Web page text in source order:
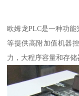
欧姆龙PLC是一种功
等提供高附加值机器
力，大程序容量和存储